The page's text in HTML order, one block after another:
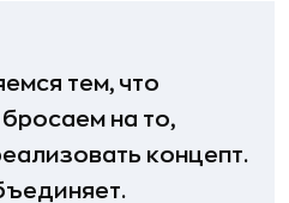
тем, что
на то,
концепт.